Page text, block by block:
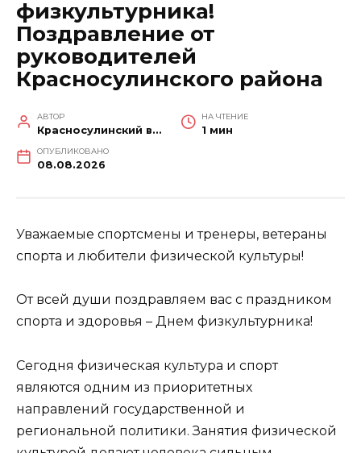
физкультурника!
Поздравление от
руководителей
Красносулинского района
АВТОР
Красносулинский вестник
НА ЧТЕНИЕ
1 мин
ОПУБЛИКОВАНО
08.08.2026
Уважаемые спортсмены и тренеры, ветераны
спорта и любители физической культуры!
От всей души поздравляем вас с праздником
спорта и здоровья – Днем физкультурника!
Сегодня физическая культура и спорт
являются одним из приоритетных
направлений государственной и
региональной политики. Занятия физической